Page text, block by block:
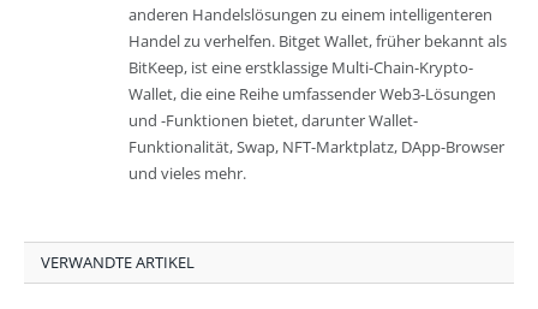
anderen Handelslösungen zu einem intelligenteren
Handel zu verhelfen. Bitget Wallet, früher bekannt als
BitKeep, ist eine erstklassige Multi-Chain-Krypto-
Wallet, die eine Reihe umfassender Web3-Lösungen
und -Funktionen bietet, darunter Wallet-
Funktionalität, Swap, NFT-Marktplatz, DApp-Browser
und vieles mehr.
VERWANDTE ARTIKEL